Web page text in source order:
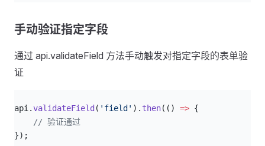
手动验证指定字段
通过 api.validateField 方法手动触发对指定字段的表单验
证
api.validateField ( 'field' ). then(() => {
    // 验证通过
});